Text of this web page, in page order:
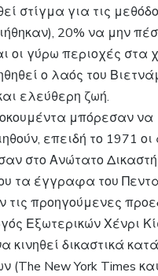
στίγμα για τις
20% να μην
οι γύρω περιοχές στα
ο λαός του
ελεύθερη ζωή.
μπόρεσαν να
επειδή το 1971
στο Ανώτατο
τα έγγραφα του
προηγούμενες
Εξωτερικών Χένρι
κινηθεί δικαστικά
(The New York Times